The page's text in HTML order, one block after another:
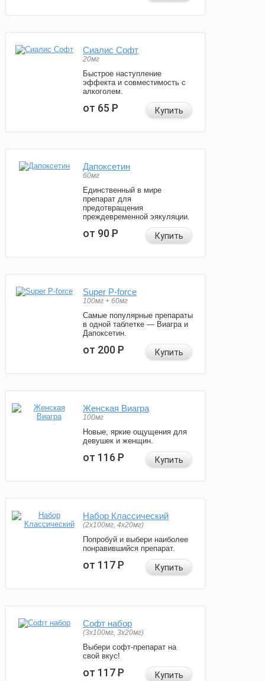
Сиалис Софт
20мг
Быстрое наступление
эффекта и совместимость с
алкоголем.
от 65Р Купить
Дапоксетин
60мг
Единственный в мире
препарат для
предотвращения
преждевременной эякуляции.
от 90Р Купить
Super P-force
100мг + 60мг
Самые популярные препараты
в одной таблетке — Виагра и
Дапоксетин.
от 200Р Купить
Женская Виагра
100мг
Новые, яркие ощущения для
девушек и женщин.
от 116Р Купить
Набор Классический
(2x100мг, 4x20мг)
Попробуй и выбери наиболее
понравившийся препарат.
от 117Р Купить
Софт набор
(3x100мг, 3x20мг)
Выбери софт-препарат на
свой вкус!
от 117Р Купить